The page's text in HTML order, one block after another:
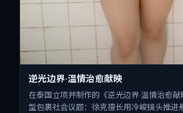
逆光边界·温情治愈献映
在泰国立项并制作的《逆光边界·温情治愈
型包裹社会议题：徐克擅长用冷峻镜头推进